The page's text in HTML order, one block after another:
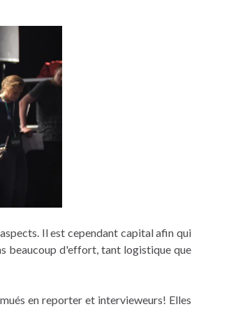
Il est cependant capital afin qui
beaucoup d'effort, tant logistique que
en reporter et intervieweurs! Elles